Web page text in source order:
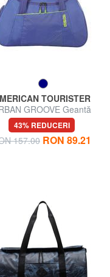
TOURISTER
GROOVE Geantă
duffle cu curea de umăr
43% REDUCERI
157.00 RON 89.21